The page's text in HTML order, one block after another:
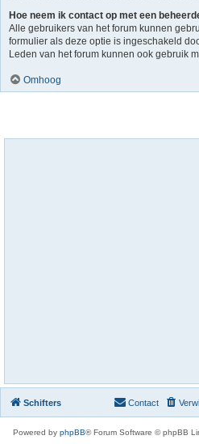
Hoe neem ik contact op met een
Alle gebruikers van het forum kunnen
formulier als deze optie is ingeschakeld
Leden van het forum kunnen ook gebruik
Omhoog
Schifters Contact
Powered by phpBB® Forum Software © phpBB